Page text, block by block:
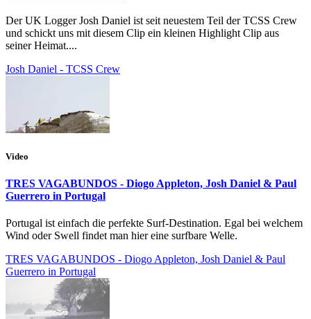
Der UK Logger Josh Daniel ist seit neuestem Teil der TCSS Crew
und schickt uns mit diesem Clip ein kleinen Highlight Clip aus
seiner Heimat....
Josh Daniel - TCSS Crew
Video
TRES VAGABUNDOS - Diogo Appleton, Josh Daniel & Paul
Guerrero in Portugal
Portugal ist einfach die perfekte Surf-Destination. Egal bei welchem
Wind oder Swell findet man hier eine surfbare Welle.
TRES VAGABUNDOS - Diogo Appleton, Josh Daniel & Paul
Guerrero in Portugal